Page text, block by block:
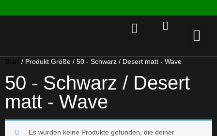
Start / Produkt Größe / 50 - Schwarz / Desert matt - Wave
50 - Schwarz / Desert
matt - Wave
Es wurden keine Produkte gefunden, die deiner